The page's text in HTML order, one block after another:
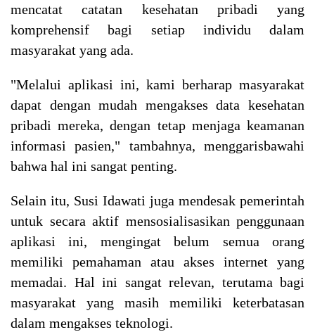
mencatat catatan kesehatan pribadi yang
komprehensif bagi setiap individu dalam
masyarakat yang ada.
"Melalui aplikasi ini, kami berharap masyarakat
dapat dengan mudah mengakses data kesehatan
pribadi mereka, dengan tetap menjaga keamanan
informasi pasien," tambahnya, menggarisbawahi
bahwa hal ini sangat penting.
Selain itu, Susi Idawati juga mendesak pemerintah
untuk secara aktif mensosialisasikan penggunaan
aplikasi ini, mengingat belum semua orang
memiliki pemahaman atau akses internet yang
memadai. Hal ini sangat relevan, terutama bagi
masyarakat yang masih memiliki keterbatasan
dalam mengakses teknologi.